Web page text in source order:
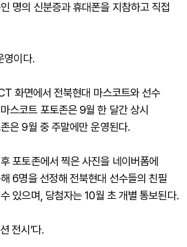
명의 신분증과 휴대폰을 지참하고 직접
영이다.
화면에서 전북현대 마스코트와 선수
스코트 포토존은 9월 한 달간 상시
은 9월 중 주말에만 운영된다.
포토존에서 찍은 사진을 네이버폼에
6명을 선정해 전북현대 선수들의 친필
있으며, 당첨자는 10월 초 개별 통보된다.
전시’다.